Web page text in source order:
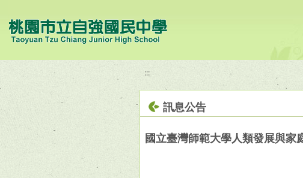
:::
訊息公告
國立臺灣師範大學人類發展與家